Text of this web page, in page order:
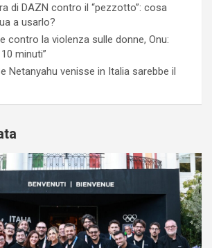
di DAZN contro il “pezzotto”: cosa
a usarlo?
contro la violenza sulle donne, Onu:
minuti”
Netanyahu venisse in Italia sarebbe il